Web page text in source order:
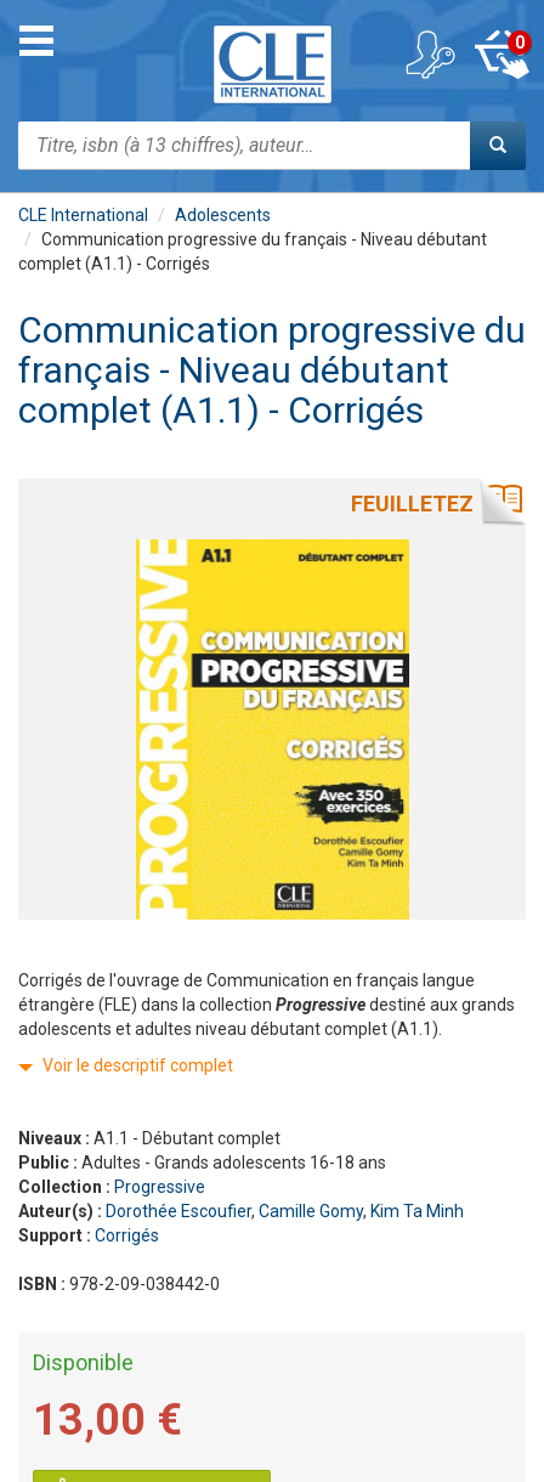
contenu
Toggle
navigation
Rechercher
0
CLE International
Adolescents
Communication progressive du français - Niveau débutant
complet (A1.1) - Corrigés
Communication progressive du
français - Niveau débutant
complet (A1.1) - Corrigés
FEUILLETEZ
Corrigés de l'ouvrage de Communication en français langue
étrangère (FLE) dans la collection Progressivedestiné aux grands
adolescents et adultes niveau débutant complet (A1.1).
Voir le descriptif complet
Niveaux : A1.1 - Débutant complet
Public : Adultes - Grands adolescents 16-18 ans
Collection : Progressive
Auteur(s) : Dorothée Escoufier, Camille Gomy, Kim Ta Minh
Support : Corrigés
ISBN : 978-2-09-038442-0
Disponible
13,00 €